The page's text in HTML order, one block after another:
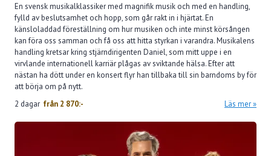
En svensk musikalklassiker med magnifik musik och med en handling,
fylld av beslutsamhet och hopp, som går rakt in i hjärtat. En
känsloladdad föreställning om hur musiken och inte minst körsången
kan föra oss samman och få oss att hitta styrkan i varandra. Musikalens
handling kretsar kring stjärndirigenten Daniel, som mitt uppe i en
virvlande internationell karriär plågas av sviktande hälsa. Efter att
nästan ha dött under en konsert flyr han tillbaka till sin barndoms by för
att börja om på nytt.
2 dagar från 2 870:- Läs mer